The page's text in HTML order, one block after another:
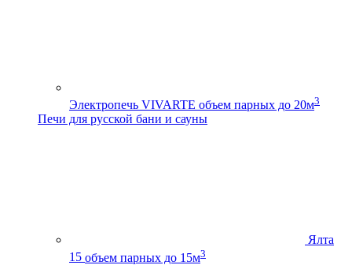
Электропечь VIVARTE объем парных до 20м3
Печи для русской бани и сауны
Ялта
15 объем парных до 15м3